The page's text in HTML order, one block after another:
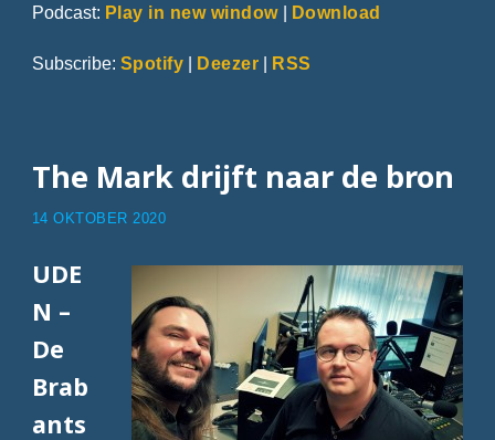
Podcast: Play in new window| Download
Subscribe: Spotify | Deezer | RSS
The Mark drijft naar de bron
14 OKTOBER 2020
UDE
N –
De
Brab
ants